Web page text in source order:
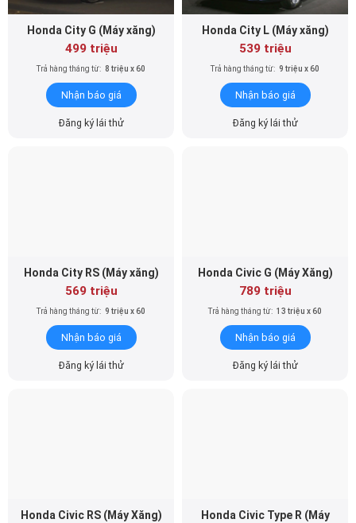
Honda City G (Máy xăng)
499 triệu
Trả hàng tháng từ: 8 triệu x 60
Nhận báo giá
Đăng ký lái thử
Honda City L (Máy xăng)
539 triệu
Trả hàng tháng từ: 9 triệu x 60
Nhận báo giá
Đăng ký lái thử
Honda City RS (Máy xăng)
569 triệu
Trả hàng tháng từ: 9 triệu x 60
Nhận báo giá
Đăng ký lái thử
Honda Civic G (Máy Xăng)
789 triệu
Trả hàng tháng từ: 13 triệu x 60
Nhận báo giá
Đăng ký lái thử
Honda Civic RS (Máy Xăng)
Honda Civic Type R (Máy